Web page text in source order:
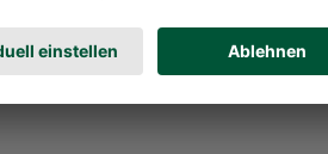
Schicken Sie uns einfach eineE-Mail.